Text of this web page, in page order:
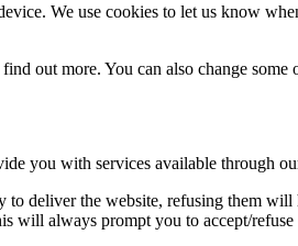
We use cookies to let us know
out more. You can also change
you with services available through
to deliver the website, refusing them
will always prompt you to accept/